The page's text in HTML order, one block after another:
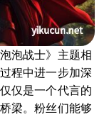
泡战士》主题相
程中进一步加深
仅是一个代言的
梁。粉丝们能够